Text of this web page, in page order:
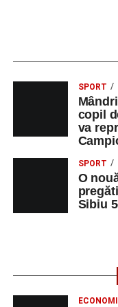
SPORT
copil
va
SPORT
O
Sibiu